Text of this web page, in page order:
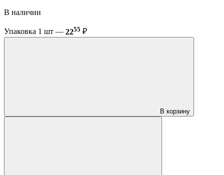
В наличии
Упаковка 1 шт — 2255 ₽
В корзину